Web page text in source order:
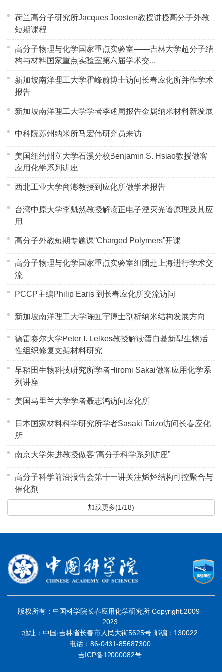
荷兰高分子研究所Jacques Joosten教授讲授高分子外教
短期课程
高分子物理与化学国家重点实验室——吉林大学超分子结
构与材料国家重点实验室第六届学术交...
新加坡南洋理工大学霍峰蔚博士访问长春应化所并作学术
报告
新加坡南洋理工大学学者李述周报告金属纳米材料新发展
中科院苏州纳米所马宏伟研究员来访
美国纽约州立大学石溪分校Benjamin S. Hsiao教授做客
应用化学系列讲座
西北工业大学商澎教授到应化所做学术报告
台湾中原大学李魁然教授解读正电子湮灭光谱原理及其应
用
高分子外教短期专题课“Charged Polymers”开课
高分子物理与化学国家重点实验室组团赴上海进行学术交
流
PCCP主编Philip Earis 到长春应化所交流访问
新加坡南洋理工大学陈虹宇博士剖析纳米结构发展方向
德雷赛尔大学Peter I. Lelkes教授解读蛋白基新型生物活
性组织修复支架材料研究
早稻田生物科技研究所学者Hiromi Sakai做客应用化学系
列讲座
美国马里兰大学学者聂志鸿访问应化所
日本国家材料科学研究所学者Sasaki Taizo访问长春应化
所
南京大学朱进教授做客“高分子科学系列讲座”
高分子科学前沿报告会第十一讲关注烯烃结构可控聚合与
催化剂
加载更多(1/18)
版权所有：中国科学院长春应用化学研究所 Copyright.2009-
2023
地址：中国·吉林省长春市人民大街5625号 邮编：130022
电话：86-0431-85687300
吉ICP备12000082号